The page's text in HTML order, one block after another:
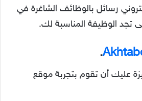
رسائل بالوظائف الشاغرة في
تجد الوظيفة المناسبة لك.
.
عليك أن تقوم بتجربة موقع